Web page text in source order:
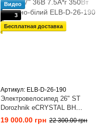
Видео
3
Бесплатная доставка
Артикул: ELB-D-26-190
Электровелосипед 26" ST
Dorozhnik eCRYSTAL BH
рама-17" 36B 7.5А*г 350Вт
червоно-білий
19 000.00 грн 22 300.00 грн